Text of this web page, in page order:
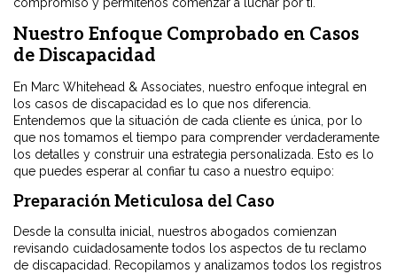
compromiso y permítenos comenzar a luchar por ti.
Nuestro Enfoque Comprobado en Casos
de Discapacidad
En Marc Whitehead & Associates, nuestro enfoque integral en
los casos de discapacidad es lo que nos diferencia.
Entendemos que la situación de cada cliente es única, por lo
que nos tomamos el tiempo para comprender verdaderamente
los detalles y construir una estrategia personalizada. Esto es lo
que puedes esperar al confiar tu caso a nuestro equipo:
Preparación Meticulosa del Caso
Desde la consulta inicial, nuestros abogados comienzan
revisando cuidadosamente todos los aspectos de tu reclamo
de discapacidad. Recopilamos y analizamos todos los registros